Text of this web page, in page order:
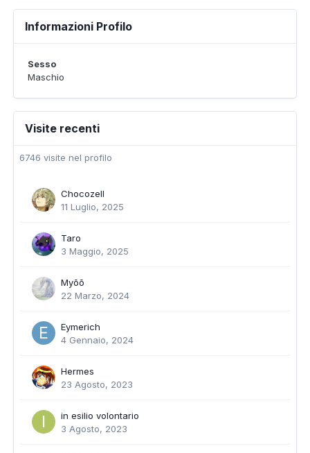
Informazioni Profilo
Sesso
Maschio
Visite recenti
6746 visite nel profilo
Chocozell
11 Luglio, 2025
Taro
3 Maggio, 2025
Myōō
22 Marzo, 2024
Eymerich
4 Gennaio, 2024
Hermes
23 Agosto, 2023
in esilio volontario
3 Agosto, 2023